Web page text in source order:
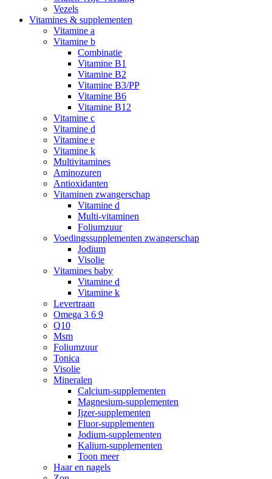
Vezels
Vitamines & supplementen
Vitamine a
Vitamine b
Combinatie
Vitamine B1
Vitamine B2
Vitamine B3/PP
Vitamine B6
Vitamine B12
Vitamine c
Vitamine d
Vitamine e
Vitamine k
Multivitamines
Aminozuren
Antioxidanten
Vitaminen zwangerschap
Vitamine d
Multi-vitaminen
Foliumzuur
Voedingssupplementen zwangerschap
Jodium
Visolie
Vitamines baby
Vitamine d
Vitamine k
Levertraan
Omega 3 6 9
Q10
Msm
Foliumzuur
Tonica
Visolie
Mineralen
Calcium-supplementen
Magnesium-supplementen
Ijzer-supplementen
Fluor-supplementen
Jodium-supplementen
Kalium-supplementen
Toon meer
Haar en nagels